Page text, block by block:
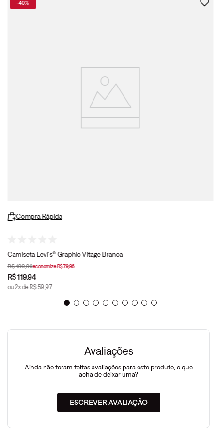
-40%
Compra Rápida
Camiseta Levi's® Graphic Vitage Branca
R$ 199,90economizeR$79,96
R$119,94
ou2x de R$ 59,97
Avaliações
Ainda não foram feitas avaliações para este produto, o que
acha de deixar uma?
ESCREVER AVALIAÇÃO